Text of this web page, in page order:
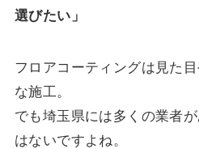
選びたい」
フロアコーティングは見た
な施工。
でも埼玉県には多くの業者
はないですよね。